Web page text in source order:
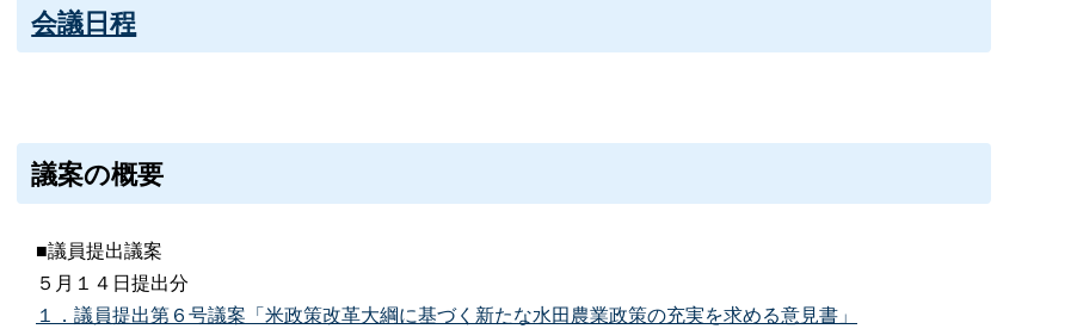
会議日程
議案の概要
■議員提出議案
５月１４日提出分
１．議員提出第６号議案「米政策改革大綱に基づく新たな水田農業政策の充実を求める意見書」